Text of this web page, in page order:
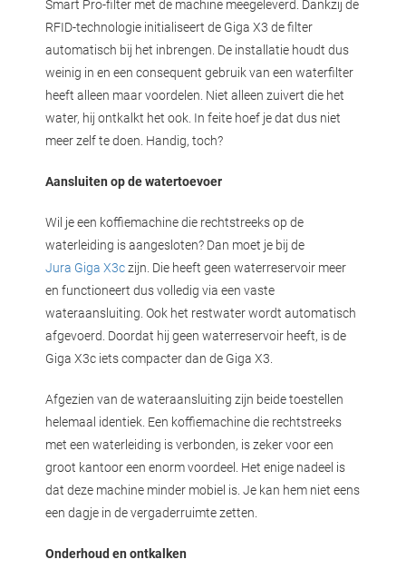
Smart Pro-filter met de machine meegeleverd. Dankzij de
RFID-technologie initialiseert de Giga X3 de filter
automatisch bij het inbrengen. De installatie houdt dus
weinig in en een consequent gebruik van een waterfilter
heeft alleen maar voordelen. Niet alleen zuivert die het
water, hij ontkalkt het ook. In feite hoef je dat dus niet
meer zelf te doen. Handig, toch?
Aansluiten op de watertoevoer
Wil je een koffiemachine die rechtstreeks op de
waterleiding is aangesloten? Dan moet je bij de
Jura Giga X3czijn. Die heeft geen waterreservoir meer
en functioneert dus volledig via een vaste
wateraansluiting. Ook het restwater wordt automatisch
afgevoerd. Doordat hij geen waterreservoir heeft, is de
Giga X3c iets compacter dan de Giga X3.
Afgezien van de wateraansluiting zijn beide toestellen
helemaal identiek. Een koffiemachine die rechtstreeks
met een waterleiding is verbonden, is zeker voor een
groot kantoor een enorm voordeel. Het enige nadeel is
dat deze machine minder mobiel is. Je kan hem niet eens
een dagje in de vergaderruimte zetten.
Onderhoud en ontkalken